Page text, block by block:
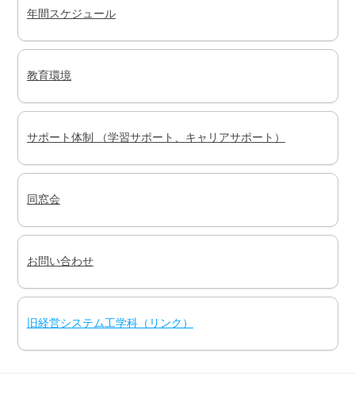
年間スケジュール
教育環境
サポート体制 （学習サポート、キャリアサポート）
同窓会
お問い合わせ
旧経営システム工学科（リンク）